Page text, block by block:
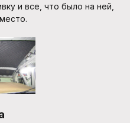
и все, что было на ней,